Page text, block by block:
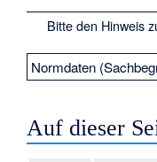
Bitte den Hinweis
Normdaten
Auf dieser